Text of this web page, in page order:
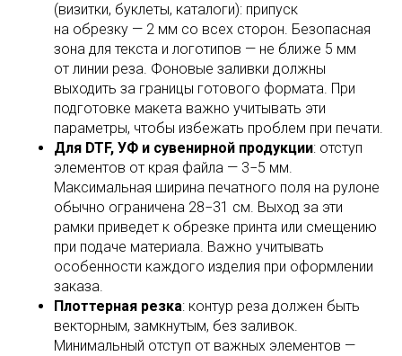
(визитки, буклеты, каталоги): припуск
на обрезку — 2 мм со всех сторон. Безопасная
зона для текста и логотипов — не ближе 5 мм
от линии реза. Фоновые заливки должны
выходить за границы готового формата. При
подготовке макета важно учитывать эти
параметры, чтобы избежать проблем при печати.
Для DTF, УФ и сувенирной продукции: отступ
элементов от края файла — 3−5 мм.
Максимальная ширина печатного поля на рулоне
обычно ограничена 28−31 см. Выход за эти
рамки приведет к обрезке принта или смещению
при подаче материала. Важно учитывать
особенности каждого изделия при оформлении
заказа.
Плоттерная резка: контур реза должен быть
векторным, замкнутым, без заливок.
Минимальный отступ от важных элементов —